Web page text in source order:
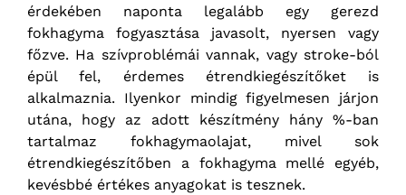
érdekében naponta legalább egy gerezd
fokhagyma fogyasztása javasolt, nyersen vagy
főzve. Ha szívproblémái vannak, vagy stroke-ból
épül fel, érdemes étrendkiegészítőket is
alkalmaznia. Ilyenkor mindig figyelmesen járjon
utána, hogy az adott készítmény hány %-ban
tartalmaz fokhagymaolajat, mivel sok
étrendkiegészítőben a fokhagyma mellé egyéb,
kevésbbé értékes anyagokat is tesznek.